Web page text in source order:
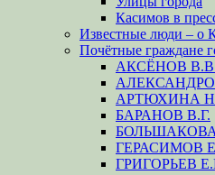
Касимов в
Известные люди – о
Почётные граждане
АКСЁНОВ
АРТЮХИНА
БАРАНОВ В.Г.
ГЕРАСИМОВ
ГРИГОРЬЕВ